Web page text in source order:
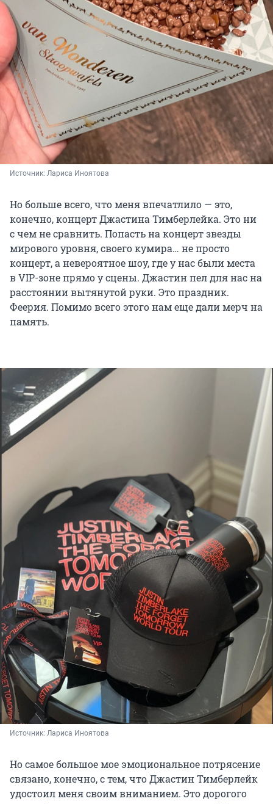
Источник: Лариса Иноятова
Но больше всего, что меня впечатлило — это,
конечно, концерт Джастина Тимберлейка. Это ни
с чем не сравнить. Попасть на концерт звезды
мирового уровня, своего кумира… не просто
концерт, а невероятное шоу, где у нас были места
в VIP-зоне прямо у сцены. Джастин пел для нас на
расстоянии вытянутой руки. Это праздник.
Феерия. Помимо всего этого нам еще дали мерч на
память.
Источник: Лариса Иноятова
Но самое большое мое эмоциональное потрясение
связано, конечно, с тем, что Джастин Тимберлейк
удостоил меня своим вниманием. Это дорогого